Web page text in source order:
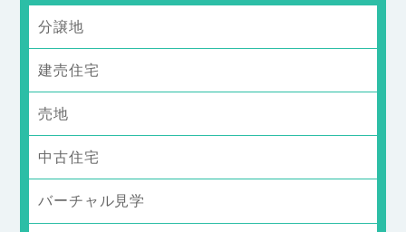
分譲地
建売住宅
売地
中古住宅
バーチャル見学